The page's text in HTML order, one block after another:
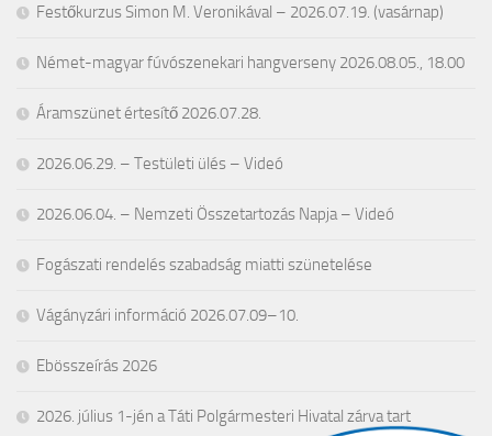
Festőkurzus Simon M. Veronikával – 2026.07.19. (vasárnap)
Német-magyar fúvószenekari hangverseny 2026.08.05., 18.00
Áramszünet értesítő 2026.07.28.
2026.06.29. – Testületi ülés – Videó
2026.06.04. – Nemzeti Összetartozás Napja – Videó
Fogászati rendelés szabadság miatti szünetelése
Vágányzári információ 2026.07.09–10.
Ebösszeírás 2026
2026. július 1-jén a Táti Polgármesteri Hivatal zárva tart